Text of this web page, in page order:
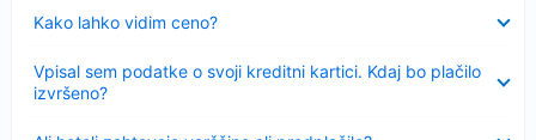
Kako lahko vidim ceno?
Vpisal sem podatke o svoji kreditni kartici. Kdaj bo plačilo
izvršeno?